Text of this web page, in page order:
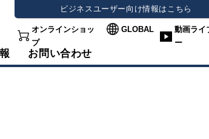
ビジネスユーザー向け情報はこちら
オンラインショッ
プ
GLOBAL
動画ライ
ー
お問い合わせ